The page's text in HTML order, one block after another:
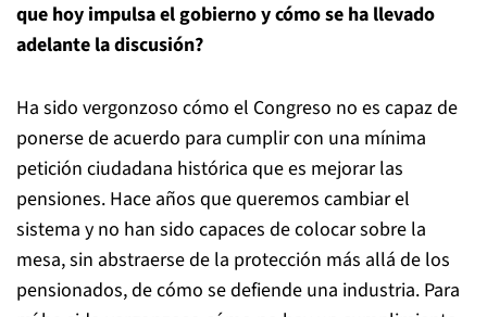
que hoy impulsa el gobierno y cómo se ha llevado
adelante la discusión?
Ha sido vergonzoso cómo el Congreso no es capaz de
ponerse de acuerdo para cumplir con una mínima
petición ciudadana histórica que es mejorar las
pensiones. Hace años que queremos cambiar el
sistema y no han sido capaces de colocar sobre la
mesa, sin abstraerse de la protección más allá de los
pensionados, de cómo se defiende una industria. Para